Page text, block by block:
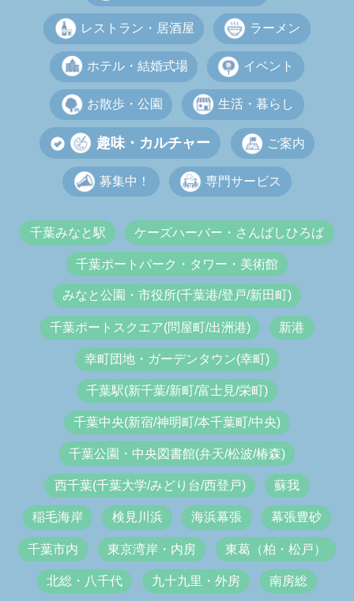
レストラン・居酒屋 ラーメン
ホテル・結婚式場 イベント
お散歩・公園 生活・暮らし
趣味・カルチャー ご案内
募集中！ 専門サービス
千葉みなと駅 ケーズハーバー・さんばしひろば
千葉ポートパーク・タワー・美術館
みなと公園・市役所(千葉港/登戸/新田町)
千葉ポートスクエア(問屋町/出洲港) 新港
幸町団地・ガーデンタウン(幸町)
千葉駅(新千葉/新町/富士見/栄町)
千葉中央(新宿/神明町/本千葉町/中央)
千葉公園・中央図書館(弁天/松波/椿森)
西千葉(千葉大学/みどり台/西登戸) 蘇我
稲毛海岸 検見川浜 海浜幕張 幕張豊砂
千葉市内 東京湾岸・内房 東葛（柏・松戸）
北総・八千代 九十九里・外房 南房総